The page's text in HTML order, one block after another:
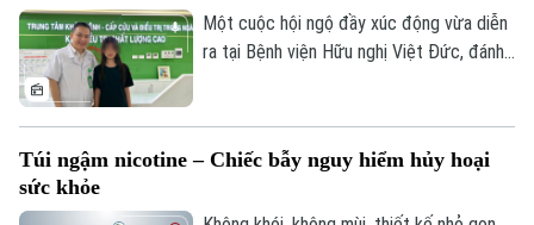
lòa, Orbis - tổ chức phi chính phủ quốc tế
- đã đồng hành với ngành mắt Việt Nam
Một cuộc hội ngộ đầy xúc động vừa diễn
ra tại Bệnh viện Hữu nghị Việt Đức, đánh
Túi ngậm nicotine – Chiếc bẫy nguy hiểm hủy hoại
sức khỏe